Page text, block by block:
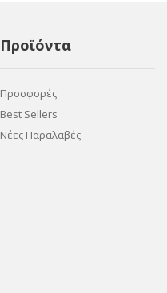
Προϊόντα
Προσφορές
Best Sellers
Νέες Παραλαβές